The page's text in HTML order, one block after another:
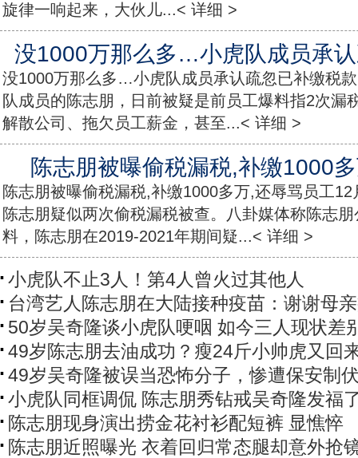
旋律一响起来，大伙儿...< 详细 >
没1000万那么多…小虎队成员承
没1000万那么多…小虎队成员承认疏忽已补缴税
队成员的陈志朋，日前被疑是前员工爆料指2次漏
解散公司、拖欠员工薪金，甚至...< 详细 >
陈志朋被曝偷税漏税,补缴1000
陈志朋被曝偷税漏税,补缴1000多万,还辱骂员工
陈志朋疑似两次偷税漏税被查。八卦媒体称陈志
料，陈志朋在2019-2021年期间疑...< 详细 >
小虎队不止3人！第4人曾火过其他人
台湾艺人陈志朋在大陆接种疫苗：谢谢母
50岁吴奇隆谈小虎队哽咽 如今三人现状差
49岁陈志朋去油成功？瘦24斤小帅虎又回
49岁吴奇隆被误当恐怖分子，惨遭保安制
小虎队同框调侃 陈志朋秀钻戒吴奇隆发福
陈志朋现身演出捞金花衬衫配短裤 显憔悴
陈志朋近照曝光 衣着回归常态腿却意外抢